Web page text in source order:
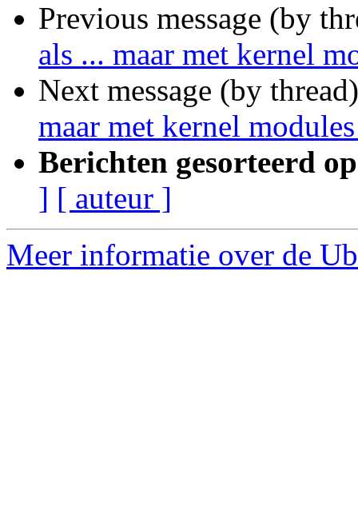
Previous message (by
als ... maar met kernel
Next message (by
maar met kernel
Berichten gesorteerd
] [ auteur ]
Meer informatie over de